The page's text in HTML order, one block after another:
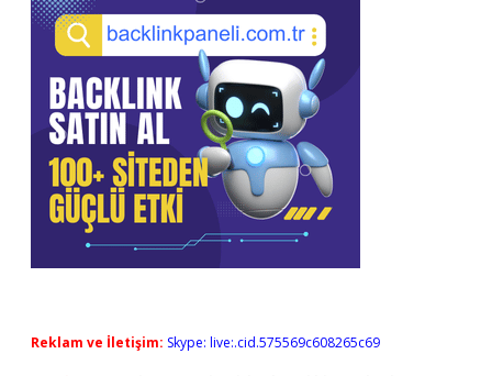
Reklam ve İletişim: Skype: live:.cid.575569c608265c69